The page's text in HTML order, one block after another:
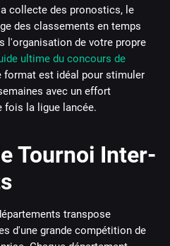
collecte des pronostics, le
des classements en temps
l'organisation de votre propre
ultime du concours de
format est idéal pour stimuler
avec un effort
fois la ligue lancée.
Tournoi Inter-
transpose
d'une grande compétition de